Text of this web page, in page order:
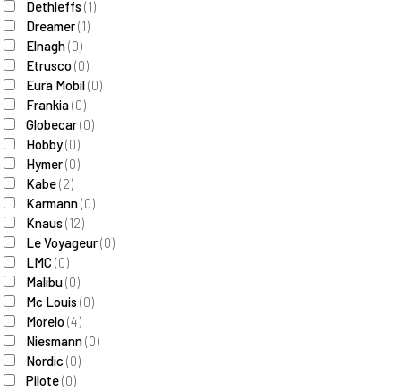
Dethleffs (1)
Dreamer(1)
Elnagh(0)
Etrusco(0)
Eura Mobil(0)
Frankia(0)
Globecar(0)
Hobby(0)
Hymer(0)
Kabe(2)
Karmann(0)
Knaus (12)
Le Voyageur(0)
LMC (0)
Malibu(0)
Mc Louis (0)
Morelo(4)
Niesmann(0)
Nordic (0)
Pilote(0)